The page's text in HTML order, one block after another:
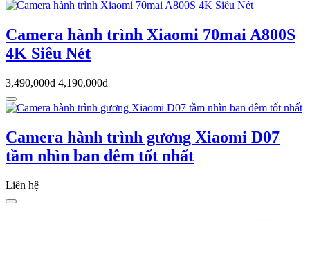
Camera hành trình Xiaomi 70mai A800S
4K Siêu Nét
3,490,000đ 4,190,000đ
Camera hành trình gương Xiaomi D07
tầm nhìn ban đêm tốt nhất
Liên hệ